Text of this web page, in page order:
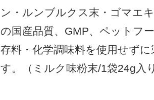
ン・ルンブルクス末・ゴマエ
の国産品質、GMP、ペットフ
存料・化学調味料を使用せず
す。（ミルク味粉末/1袋24g入